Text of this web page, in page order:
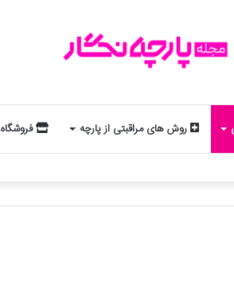
روش های مراقبتی از پارچه فروشگاه
یک تحلیل جذاب از مد و زودیاک